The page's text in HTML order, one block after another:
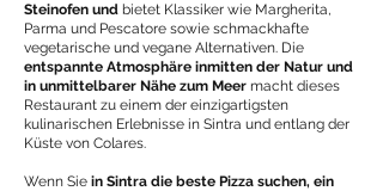
Steinofen und bietet Klassiker wie Margherita,
Parma und Pescatore sowie schmackhafte
vegetarische und vegane Alternativen. Die
entspannte Atmosphäre inmitten der Natur und
in unmittelbarer Nähe zum Meer macht dieses
Restaurant zu einem der einzigartigsten
kulinarischen Erlebnisse in Sintra und entlang der
Küste von Colares.
Wenn Sie in Sintra die beste Pizza suchen, ein